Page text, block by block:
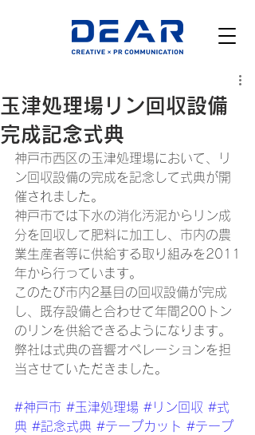
玉津処理場リン回収設備
完成記念式典
神戸市西区の玉津処理場において、リ
ン回収設備の完成を記念して式典が開
催されました。
神戸市では下水の消化汚泥からリン成
分を回収して肥料に加工し、市内の農
業生産者等に供給する取り組みを2011
年から行っています。
このたび市内2基目の回収設備が完成
し、既存設備と合わせて年間200トン
のリンを供給できるようになります。
弊社は式典の音響オペレーションを担
当させていただきました。
#神戸市 #玉津処理場 #リン回収 #式
典 #記念式典 #テープカット #テープ